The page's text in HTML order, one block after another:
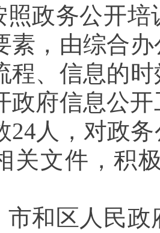
照政务公开
素， 由综合
程、信息的
政府信息公
24人，对政
关文件，积
市和区人民